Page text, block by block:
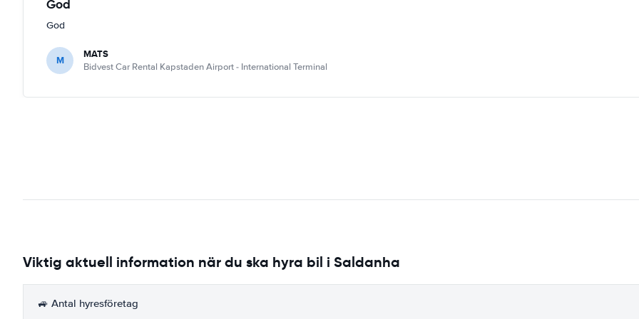
God
God
M MATS
Bidvest Car Rental Kapstaden Airport - International Terminal
Viktig aktuell information när du ska hyra bil i Saldanha
🚙 Antal hyresföretag